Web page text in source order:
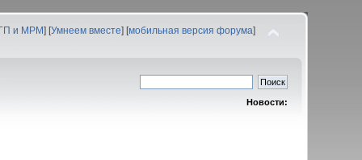
и МРМ] [Умнеем вместе] [мобильная версия форума]
Новости: